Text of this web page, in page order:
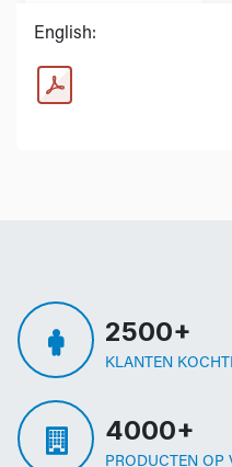
English:
2500+
KLANTEN
4000+
PRODUCTEN OP